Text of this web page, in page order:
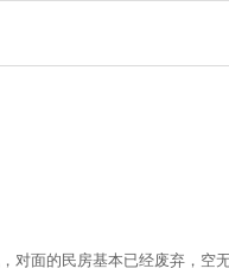
面的民房基本已经废弃，